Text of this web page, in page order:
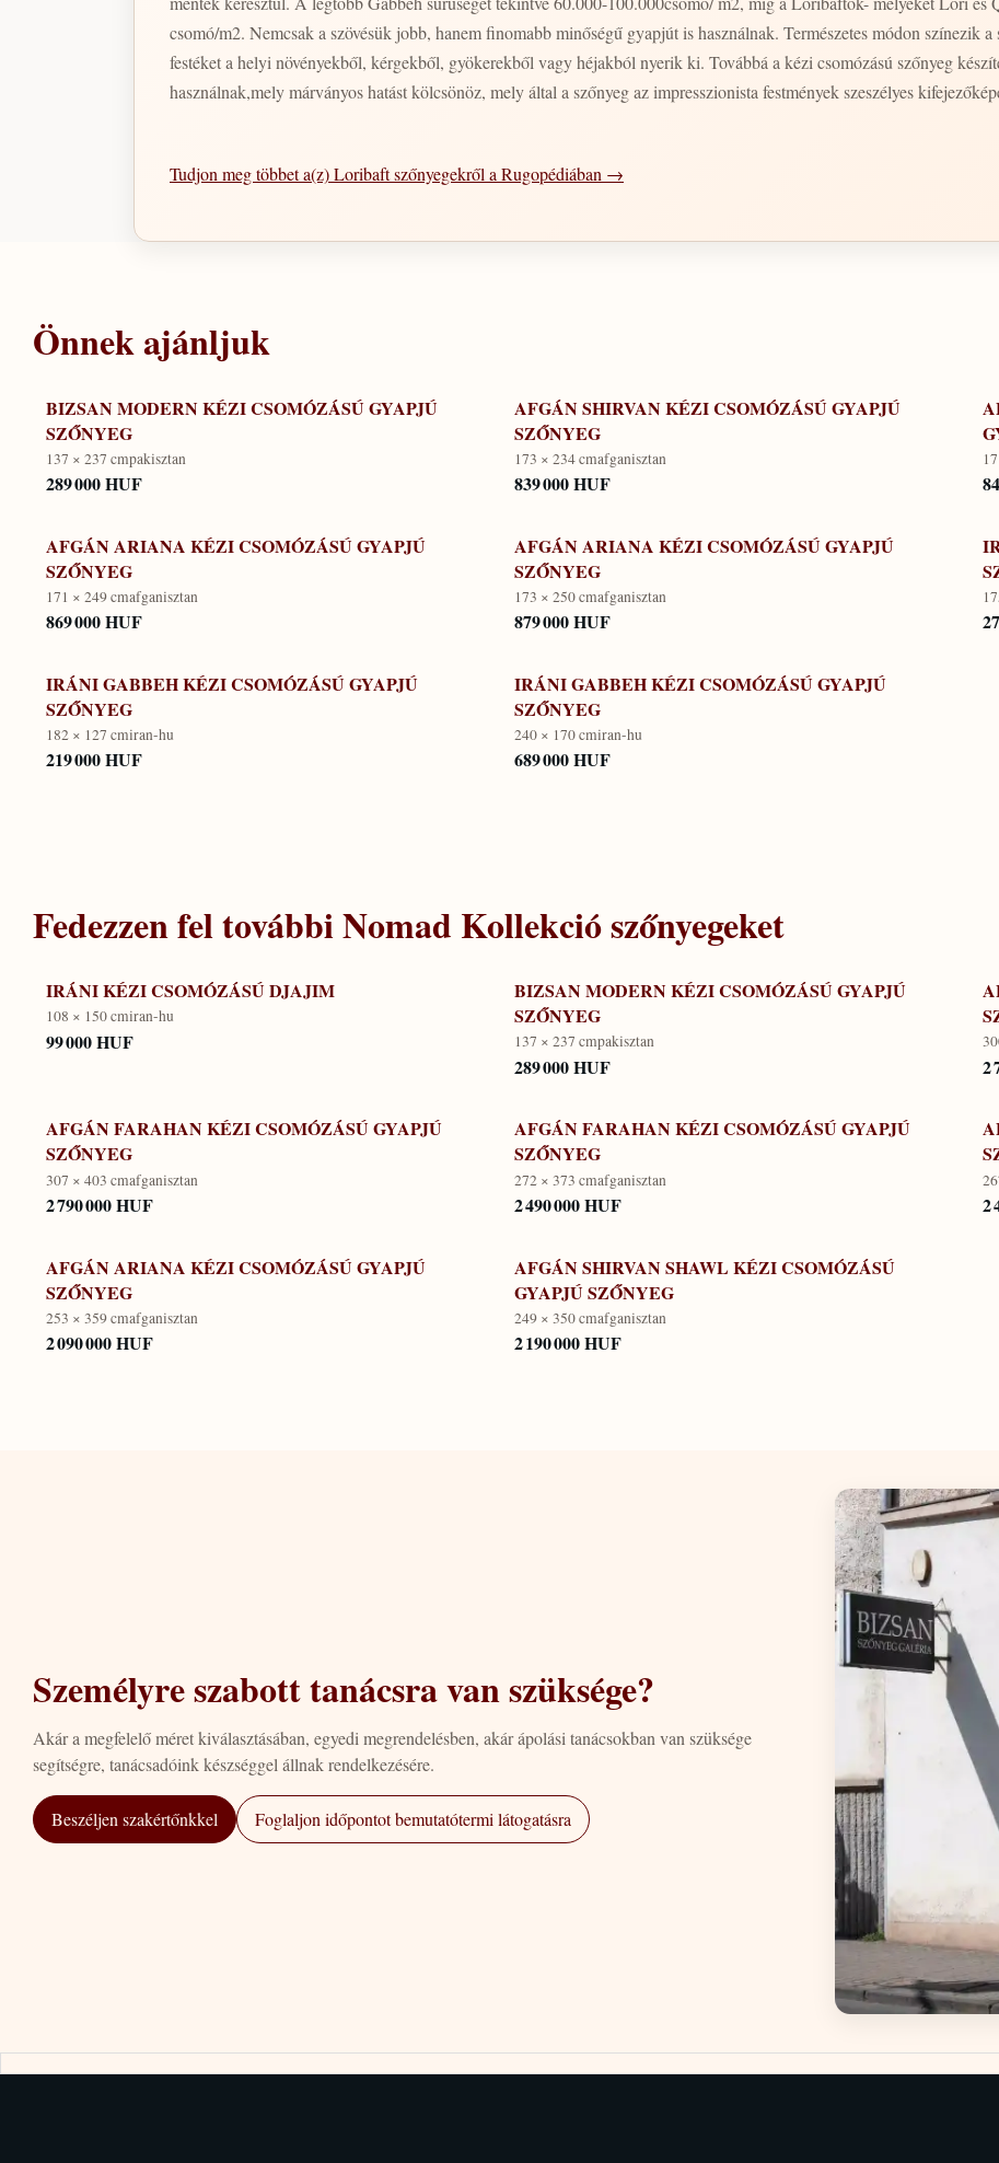
csomó/m2. Nemcsak a szövésük jobb, hanem finomabb minőségű gyapjút is használnak. Természetes módon színezik
festéket a helyi növényekből, kérgekből, gyökerekből vagy héjakból nyerik ki. Továbbá a kézi csomózású szőnyeg
használnak,mely márványos hatást kölcsönöz, mely által a szőnyeg az impresszionista festmények szeszélyes
Tudjon meg többet a(z) Loribaft szőnyegekről a Rugopédiában →
Önnek ajánljuk
BIZSAN MODERN KÉZI CSOMÓZÁSÚ GYAPJÚ
SZŐNYEG
137 × 237 cmpakisztan
289 000 HUF
AFGÁN SHIRVAN KÉZI CSOMÓZÁSÚ GYAPJÚ
SZŐNYEG
173 × 234 cmafganisztan
839 000 HUF
AFGÁN ARIANA KÉZI CSOMÓZÁSÚ GYAPJÚ
SZŐNYEG
171 × 249 cmafganisztan
869 000 HUF
AFGÁN ARIANA KÉZI CSOMÓZÁSÚ GYAPJÚ
SZŐNYEG
173 × 250 cmafganisztan
879 000 HUF
IRÁNI GABBEH KÉZI CSOMÓZÁSÚ GYAPJÚ
SZŐNYEG
182 × 127 cmiran-hu
219 000 HUF
IRÁNI GABBEH KÉZI CSOMÓZÁSÚ GYAPJÚ
SZŐNYEG
240 × 170 cmiran-hu
689 000 HUF
Fedezzen fel továbbiNomad Kollekciószőnyegeket
IRÁNI KÉZI CSOMÓZÁSÚ DJAJIM
108 × 150 cmiran-hu
99 000 HUF
BIZSAN MODERN KÉZI CSOMÓZÁSÚ GYAPJÚ
SZŐNYEG
137 × 237 cmpakisztan
289 000 HUF 2
AFGÁN FARAHAN KÉZI CSOMÓZÁSÚ GYAPJÚ
SZŐNYEG
307 × 403 cmafganisztan
2 790 000 HUF
AFGÁN FARAHAN KÉZI CSOMÓZÁSÚ GYAPJÚ
SZŐNYEG
272 × 373 cmafganisztan
2 490 000 HUF 2
AFGÁN ARIANA KÉZI CSOMÓZÁSÚ GYAPJÚ
SZŐNYEG
253 × 359 cmafganisztan
2 090 000 HUF
AFGÁN SHIRVAN SHAWL KÉZI CSOMÓZÁSÚ
GYAPJÚ SZŐNYEG
249 × 350 cmafganisztan
2 190 000 HUF
Személyre szabott tanácsra van szüksége?
Akár a megfelelő méret kiválasztásában, egyedi megrendelésben, akár ápolási tanácsokban van szüksége
segítségre, tanácsadóink készséggel állnak rendelkezésére.
Beszéljen szakértőnkkel Foglaljon időpontot bemutatótermi látogatásra